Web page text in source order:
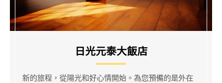
日光元泰大飯店
新的旅程，從陽光和好心情開始。為您預備的是外在